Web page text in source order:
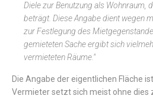
Diele zur Benutzung als Wohnraum,
beträgt. Diese Angabe dient wegen
zur Festlegung des
gemieteten Sache ergibt sich
vermieteten Räume."
Die Angabe der eigentlichen Fläche
Vermieter setzt sich meist ohne dies